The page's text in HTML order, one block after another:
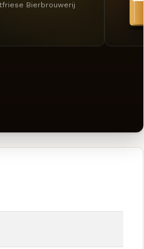
Bierbrouwerij